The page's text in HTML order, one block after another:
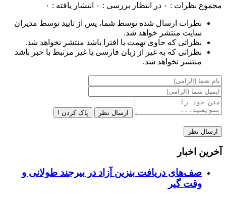
مجموع نظرات : ۰ در انتظار بررسی : ۰ انتشار یافته : ۰
نظرات ارسال شده توسط شما، پس از تایید توسط مدیران
سایت منتشر خواهد شد.
نظراتی که حاوی تهمت یا افترا باشد منتشر نخواهد شد.
نظراتی که به غیر از زبان فارسی یا غیر مرتبط با خبر باشد
منتشر نخواهد شد.
ارسال نظر پاک کردن !
آخرین اخبار
صف‌های دریافت بنزین آزاد در بیرجند طولانی و
وقت گیر